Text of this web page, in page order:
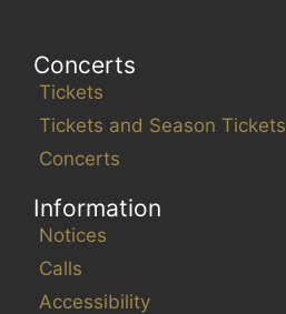
Concerts
Tickets
Tickets and Season Tickets
Concerts
Information
Notices
Calls
Accessibility